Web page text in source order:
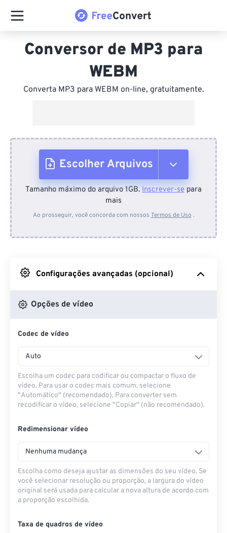
Conversor de MP3 para
WEBM
Converta MP3 para WEBM on-line, gratuitamente.
Escolher Arquivos
Do dispositivo
Do Google Drive
Do OneDrive
Tamanho máximo do arquivo 1GB. Inscrever-se para
mais
Ao prosseguir, você concorda com nossos Termos de Uso .
Configurações avançadas (opcional)
Opções de vídeo
Codec de vídeo
Auto
Escolha um codec para codificar ou compactar o fluxo de
vídeo. Para usar o codec mais comum, selecione
"Automático" (recomendado). Para converter sem
recodificar o vídeo, selecione "Copiar" (não recomendado).
Redimensionar vídeo
Nenhuma mudança
Escolha como deseja ajustar as dimensões do seu vídeo. Se
você selecionar resolução ou proporção, a largura do vídeo
original será usada para calcular a nova altura de acordo com
a proporção escolhida.
Taxa de quadros de vídeo